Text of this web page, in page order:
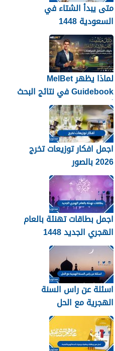
متى يبدأ الشتاء في
السعودية 1448
لماذا يظهر MelBet
Guidebook في نتائج البحث
أكثر من صفحات كثيرة؟
اجمل افكار توزيعات تخرج
2026 بالصور
اجمل بطاقات تهنئة بالعام
الهجري الجديد 1448
اسئلة عن راس السنة
الهجرية مع الحل